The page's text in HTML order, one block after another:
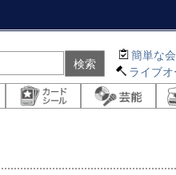
簡単な
ライブ